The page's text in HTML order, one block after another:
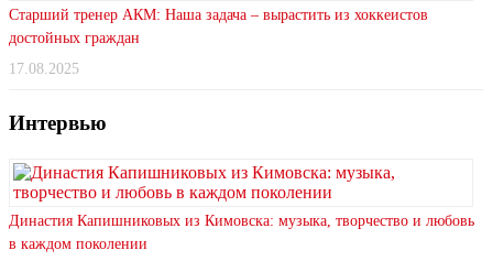
Старший тренер АКМ: Наша задача – вырастить из хоккеистов
достойных граждан
17.08.2025
Интервью
Династия Капишниковых из Кимовска: музыка, творчество и любовь
в каждом поколении